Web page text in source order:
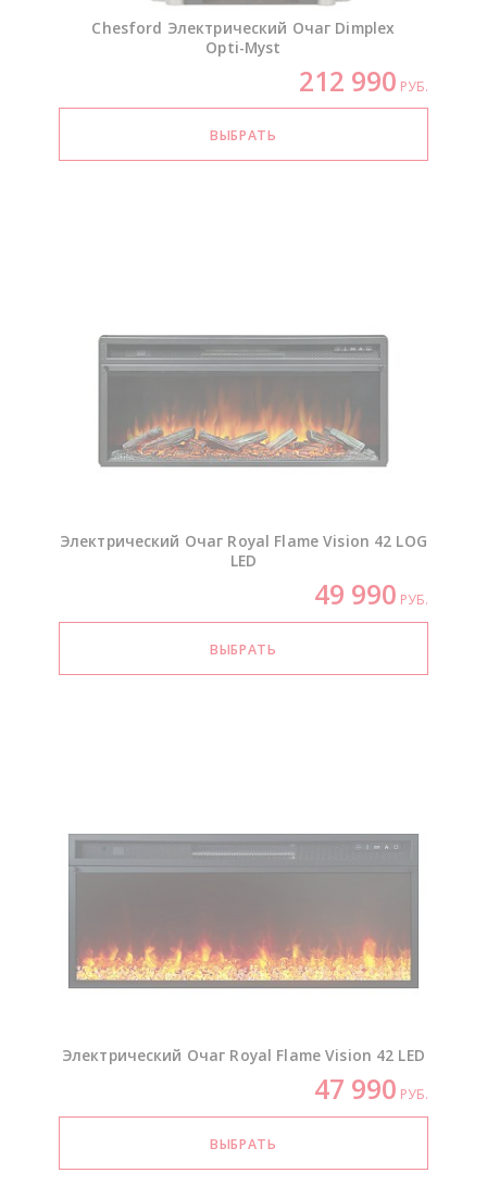
Chesford Электрический Очаг Dimplex
Opti-Myst
212 990 РУБ.
Электрический Очаг Royal Flame Vision 42 LOG
LED
49 990 РУБ.
Электрический Очаг Royal Flame Vision 42 LED
47 990 РУБ.